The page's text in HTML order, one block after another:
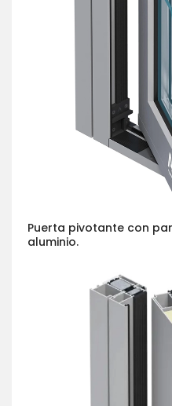
Puerta pivotante con
aluminio.